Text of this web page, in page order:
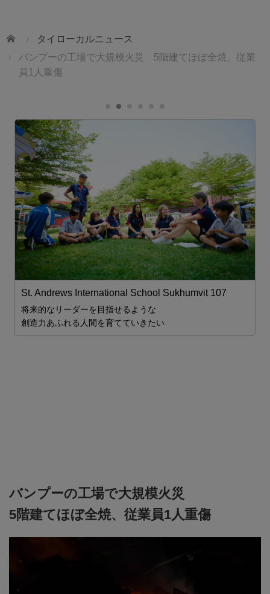
ホーム
タイローカルニュース
バンプーの工場で大規模火災 5階建てほぼ全焼、従業
員1人重傷
St. Andrews International School Sukhumvit 107
将来的なリーダーを目指せるような
創造力あふれる人間を育てていきたい
バンプーの工場で大規模火災
5階建てほぼ全焼、従業員1人重傷